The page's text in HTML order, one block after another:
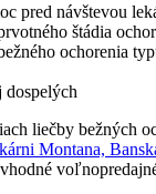
pred návštevou
štádia
ochorenia
dospelých
liečby bežných
Montana,